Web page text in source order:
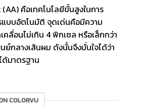
คือเทคโนโลยีขั้นสูงในการ
บบอัตโนมัติ จุดเด่นคือมีความ
คลื่อนไม่เกิน 4 พิกเซล หรือเล็กกว่า
ย์กลางเส้นผม ดังนั้นจึงมั่นใจได้ว่า
มาตรฐาน
COLORVU